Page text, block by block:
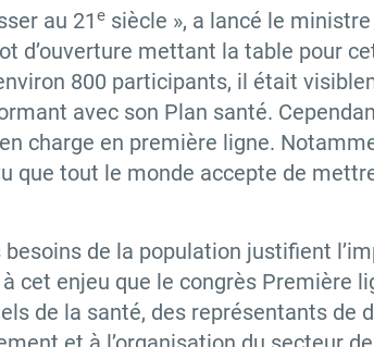
au 21 e siècle », a lancé le
d’ouverture mettant la table pour
800 participants, il était
avec son Plan santé.
charge en première ligne.
que tout le monde accepte de
besoins de la population justifient
à cet enjeu que le congrès
de la santé, des représentants de